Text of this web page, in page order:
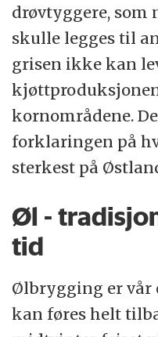
drøvtyggere, som
skulle legges til
grisen ikke kan
kornområdene.
forklaringen på
sterkest på
Øl -
tid
Ølbrygging er vår
kan føres helt